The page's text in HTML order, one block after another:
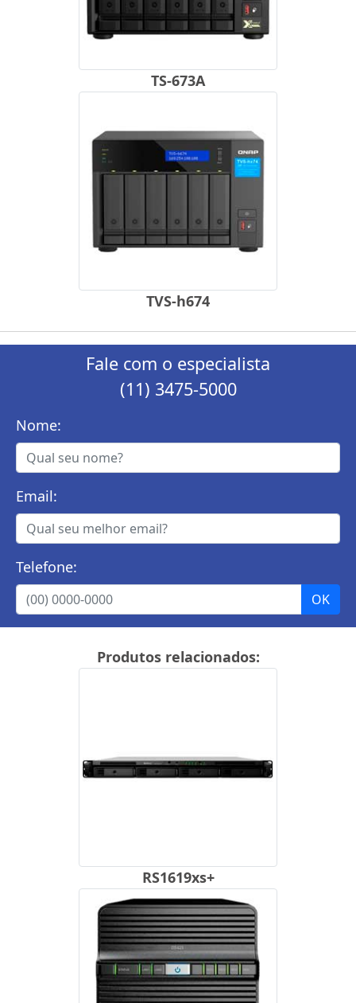
TS-673A
TVS-h674
Fale com o especialista
(11) 3475-5000
Nome:
Email:
Telefone:
Produtos relacionados:
RS1619xs+